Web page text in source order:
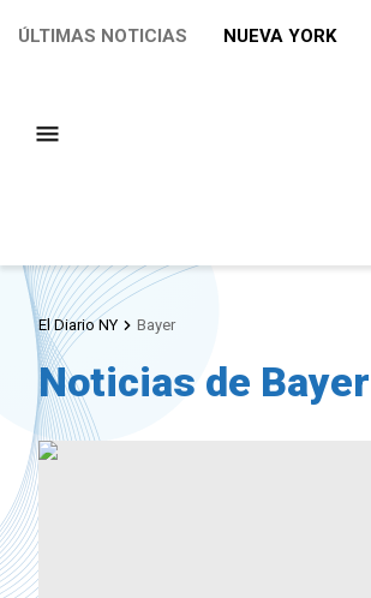
ÚLTIMAS NOTICIAS NUEVA YORK
El Diario NY Bayer
Noticias de Bayer